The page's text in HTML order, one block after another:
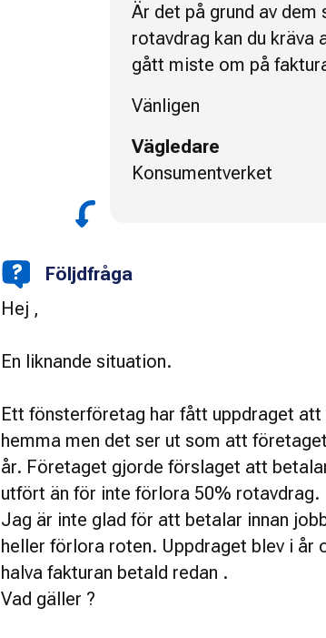
Är det på grund av
rotavdrag kan du kräva
gått miste om på
Vänligen
Vägledare
Konsumentverket
Följdfråga
Hej ,
En liknande situation.
Ett fönsterföretag har fått uppdraget
hemma men det ser ut som att
år. Företaget gjorde förslaget att
utfört än för inte förlora 50% rotavdrag.
Jag är inte glad för att betalar innan
heller förlora roten. Uppdraget blev i år
halva fakturan betald redan .
Vad gäller ?